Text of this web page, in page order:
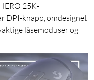
25K-
DPI-knapp, omdesignet
låsemoduser og